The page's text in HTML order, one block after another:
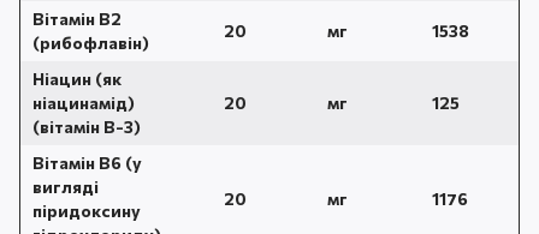
Вітамін В2
(рибофлавін)
20 мг 1538
Ніацин (як
ніацинамід)
(вітамін B-3)
20 мг 125
Вітамін B6 (у
вигляді
піридоксину
20 мг 1176